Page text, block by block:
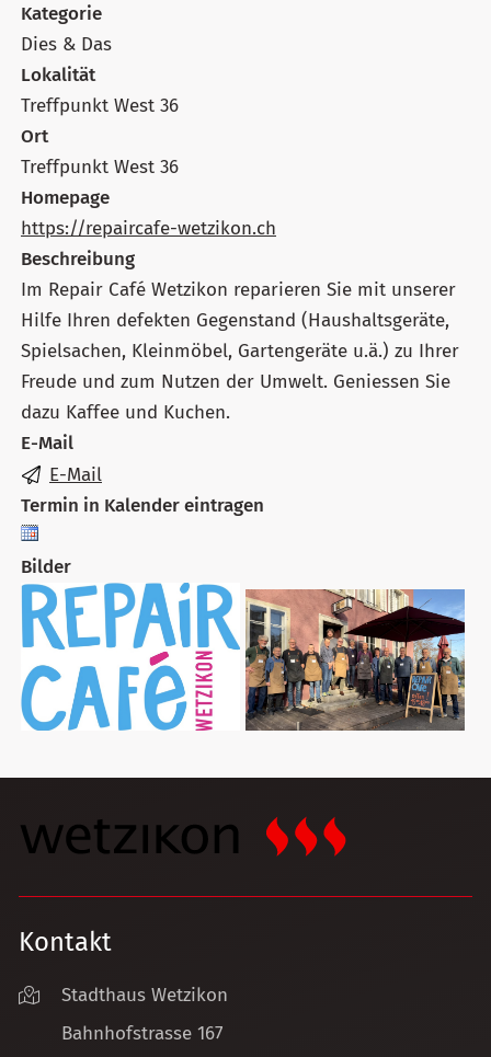
Kategorie
Dies & Das
Lokalität
Treffpunkt West 36
Ort
Treffpunkt West 36
Homepage
https://repaircafe-wetzikon.ch
Beschreibung
Im Repair Café Wetzikon reparieren Sie mit unserer
Hilfe Ihren defekten Gegenstand (Haushaltsgeräte,
Spielsachen, Kleinmöbel, Gartengeräte u.ä.) zu Ihrer
Freude und zum Nutzen der Umwelt. Geniessen Sie
dazu Kaffee und Kuchen.
E-Mail
E-Mail
Termin in Kalender eintragen
Bilder
Kontakt
Stadthaus Wetzikon
Bahnhofstrasse 167